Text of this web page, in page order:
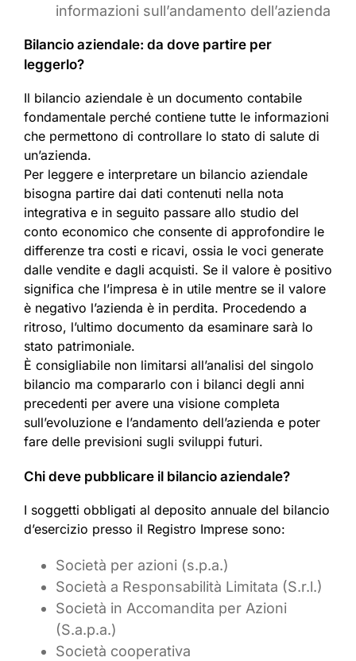
informazioni sull’andamento dell’azienda
Bilancio aziendale: da dove partire per
leggerlo?
Il bilancio aziendale è un documento contabile
fondamentale perché contiene tutte le informazioni
che permettono di controllare lo stato di salute di
un’azienda.
Per leggere e interpretare un bilancio aziendale
bisogna partire dai dati contenuti nella nota
integrativa e in seguito passare allo studio del
conto economico che consente di approfondire le
differenze tra costi e ricavi, ossia le voci generate
dalle vendite e dagli acquisti. Se il valore è positivo
significa che l’impresa è in utile mentre se il valore
è negativo l’azienda è in perdita. Procedendo a
ritroso, l’ultimo documento da esaminare sarà lo
stato patrimoniale.
È consigliabile non limitarsi all’analisi del singolo
bilancio ma compararlo con i bilanci degli anni
precedenti per avere una visione completa
sull’evoluzione e l’andamento dell’azienda e poter
fare delle previsioni sugli sviluppi futuri.
Chi deve pubblicare il bilancio aziendale?
I soggetti obbligati al deposito annuale del bilancio
d’esercizio presso il Registro Imprese sono:
Società per azioni (s.p.a.)
Società a Responsabilità Limitata (S.r.l.)
Società in Accomandita per Azioni
(S.a.p.a.)
Società cooperativa